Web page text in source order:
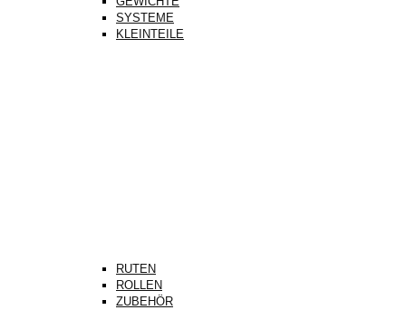
SYSTEME
KLEINTEILE
RUTEN
ROLLEN
ZUBEHÖR